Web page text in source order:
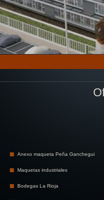
Anexo maqueta Peña Ganchegui
Maquetas industriales
Bodegas La Rioja